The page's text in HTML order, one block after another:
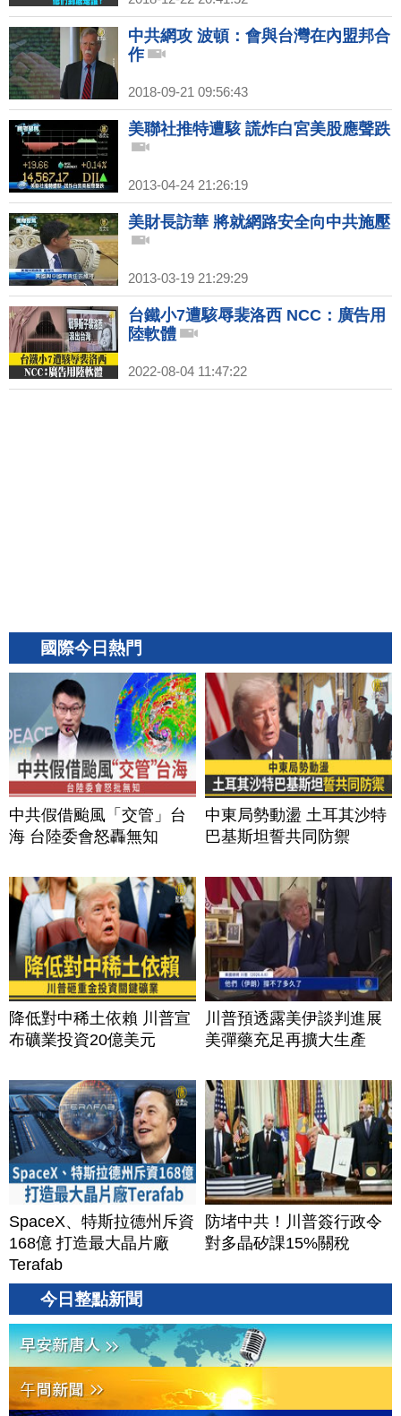
中共網攻 波頓：會與台灣在內盟邦合
作
2018-09-21 09:56:43
美聯社推特遭駭 謊炸白宮美股應聲跌
2013-04-24 21:26:19
美財長訪華 將就網路安全向中共施壓
2013-03-19 21:29:29
台鐵小7遭駭辱裴洛西 NCC：廣告用
陸軟體
2022-08-04 11:47:22
國際今日熱門
中共假借颱風「交管」台
海 台陸委會怒轟無知
中東局勢動盪 土耳其沙特
巴基斯坦誓共同防禦
降低對中稀土依賴 川普宣
布礦業投資20億美元
川普預透露美伊談判進展
美彈藥充足再擴大生產
SpaceX、特斯拉德州斥資
168億 打造最大晶片廠
Terafab
防堵中共！川普簽行政令
對多晶矽課15%關稅
今日整點新聞